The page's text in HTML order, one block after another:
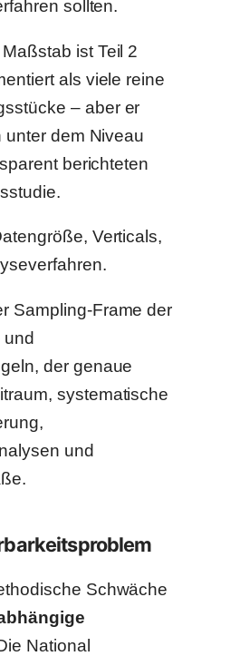
sollten.
ist Teil 2
als viele reine
– aber er
unter dem Niveau
berichteten
Verticals,
Sampling-Frame der
und
der genaue
systematische
und
Schwäche
National